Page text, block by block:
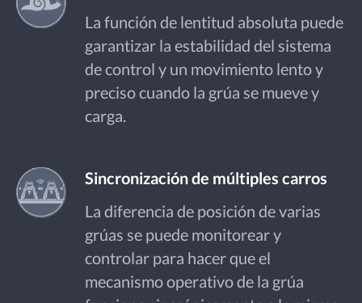
La función de lentitud absoluta puede
garantizar la estabilidad del sistema
de control y un movimiento lento y
preciso cuando la grúa se mueve y
carga.
Sincronización de múltiples carros
La diferencia de posición de varias
grúas se puede monitorear y
controlar para hacer que el
mecanismo operativo de la grúa